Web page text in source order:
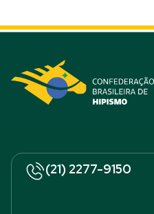
(21) 2277-9150